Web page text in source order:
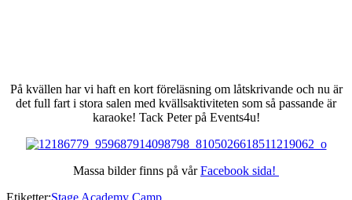
På kvällen har vi haft en kort föreläsning om låtskrivande och nu är
det full fart i stora salen med kvällsaktiviteten som så passande är
karaoke! Tack Peter på Events4u!
Massa bilder finns på vårFacebook sida!
Etiketter:Stage Academy Camp